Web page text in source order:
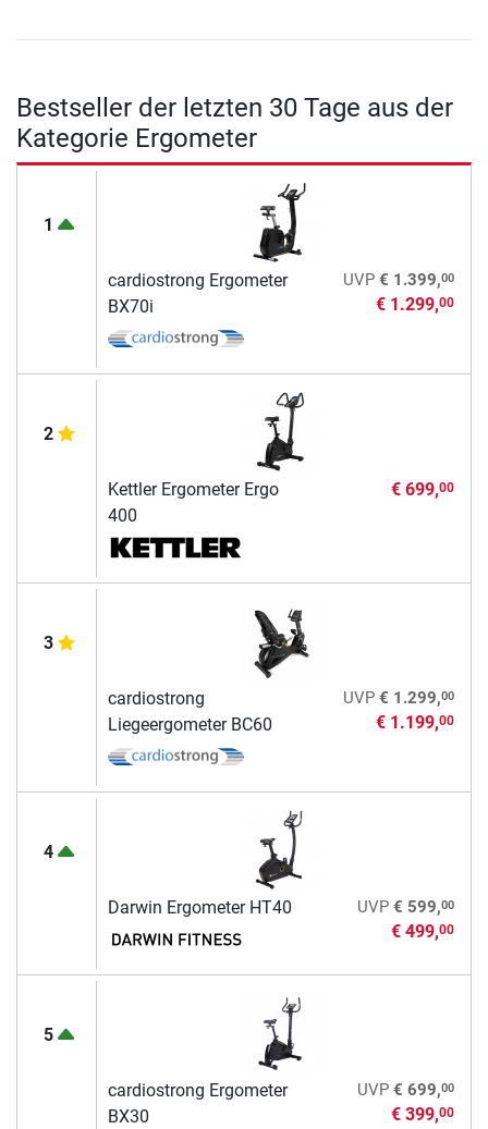
Bestseller der letzten 30 Tage aus der
Kategorie Ergometer
1
cardiostrong Ergometer
BX70i
UVP € 1.399,00
€ 1.299,00
2
Kettler Ergometer Ergo
400
€ 699,00
3
cardiostrong
Liegeergometer BC60
UVP € 1.299,00
€ 1.199,00
4
Darwin Ergometer HT40 UVP € 599,00
€ 499,00
5
cardiostrong Ergometer
BX30
UVP € 699,00
€ 399,00